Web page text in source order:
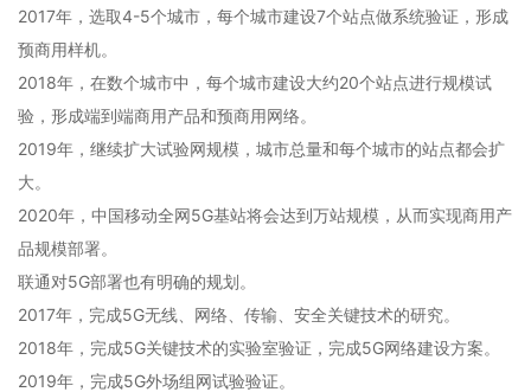
2017年，选取4-5个城市，每个城市建设7个站点做系统验证，形成
预商用样机。
2018年，在数个城市中，每个城市建设大约20个站点进行规模试
验，形成端到端商用产品和预商用网络。
2019年，继续扩大试验网规模，城市总量和每个城市的站点都会扩
大。
2020年，中国移动全网5G基站将会达到万站规模，从而实现商用产
品规模部署。
联通对5G部署也有明确的规划。
2017年，完成5G无线、网络、传输、安全关键技术的研究。
2018年，完成5G关键技术的实验室验证，完成5G网络建设方案。
2019年，完成5G外场组网试验验证。